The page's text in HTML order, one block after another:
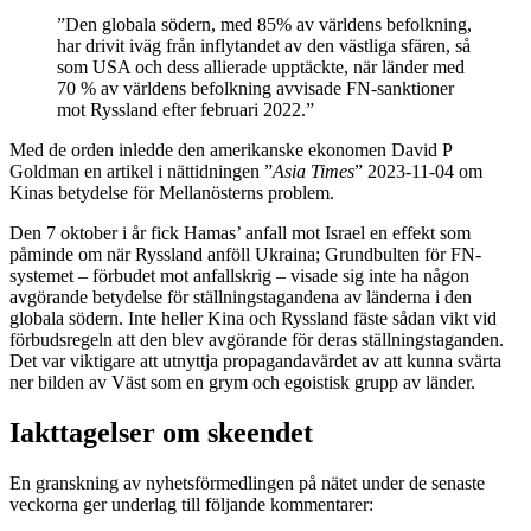
”Den globala södern, med 85% av världens befolkning,
har drivit iväg från inflytandet av den västliga sfären, så
som USA och dess allierade upptäckte, när länder med
70 % av världens befolkning avvisade FN-sanktioner
mot Ryssland efter februari 2022.”
Med de orden inledde den amerikanske ekonomen David P
Goldman en artikel i nättidningen ”Asia Times” 2023-11-04 om
Kinas betydelse för Mellanösterns problem.
Den 7 oktober i år fick Hamas’ anfall mot Israel en effekt som
påminde om när Ryssland anföll Ukraina; Grundbulten för FN-
systemet – förbudet mot anfallskrig – visade sig inte ha någon
avgörande betydelse för ställningstagandena av länderna i den
globala södern. Inte heller Kina och Ryssland fäste sådan vikt vid
förbudsregeln att den blev avgörande för deras ställningstaganden.
Det var viktigare att utnyttja propagandavärdet av att kunna svärta
ner bilden av Väst som en grym och egoistisk grupp av länder.
Iakttagelser om skeendet
En granskning av nyhetsförmedlingen på nätet under de senaste
veckorna ger underlag till följande kommentarer: